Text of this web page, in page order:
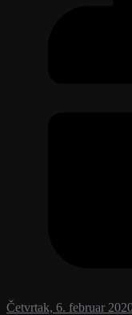
Četvrtak, 6. februar